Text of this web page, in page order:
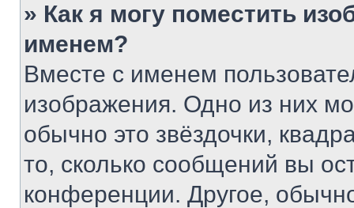
» Как я могу поместить
именем?
Вместе с именем
изображения. Одно из них
обычно это звёздочки,
то, сколько сообщений вы
конференции. Другое,